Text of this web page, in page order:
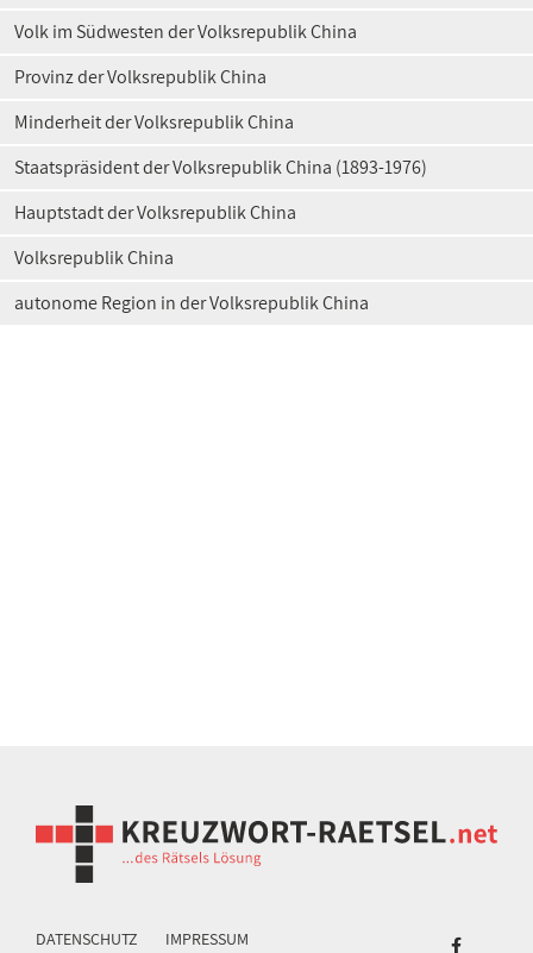
Volk im Südwesten der Volksrepublik China
Provinz der Volksrepublik China
Minderheit der Volksrepublik China
Staatspräsident der Volksrepublik China (1893-1976)
Hauptstadt der Volksrepublik China
Volksrepublik China
autonome Region in der Volksrepublik China
DATENSCHUTZ IMPRESSUM